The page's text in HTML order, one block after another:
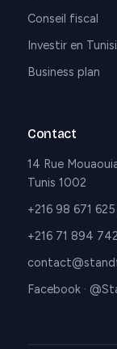
Conseil fiscal
Investir en
Business plan
Contact
14 Rue
Tunis 1002
+216 98 671
+216 71 894 742
Facebook ·